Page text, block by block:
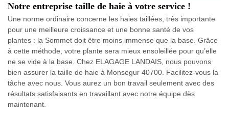
Notre entreprise taille de haie à votre service !
Une norme ordinaire concerne les haies taillées, très importante
pour une meilleure croissance et une bonne santé de vos
plantes : la Sommet doit être moins immense que la base. Grâce
à cette méthode, votre plante sera mieux ensoleillée pour qu’elle
ne se vide à la base. Chez ELAGAGE LANDAIS, nous pouvons
bien assurer la taille de haie à Monsegur 40700. Facilitez-vous la
tâche avec nous. Vous aurez un bon travail seulement avec des
résultats satisfaisants en travaillant avec notre équipe dès
maintenant.